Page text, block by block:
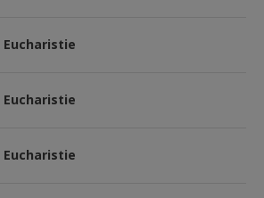
Eucharistie
Eucharistie
Eucharistie